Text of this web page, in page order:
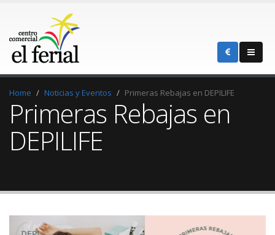
Home Noticias y Eventos Primeras Rebajas en DEPILIFE
Primeras Rebajas en
DEPILIFE